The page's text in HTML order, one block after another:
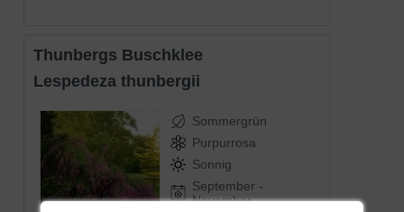
Thunbergs Buschklee
Lespedeza thunbergii
Sommergrün
Purpurrosa
Sonnig
September -
November